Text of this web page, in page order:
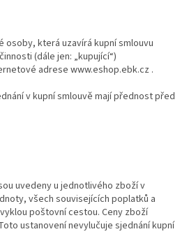
která uzavírá kupní smlouvu
(dále jen: „kupující“)
adrese www.eshop.ebk.cz .
v kupní smlouvě mají přednost před
uvedeny u jednotlivého zboží v
všech souvisejících poplatků a
poštovní cestou. Ceny zboží
ustanovení nevylučuje sjednání kupní